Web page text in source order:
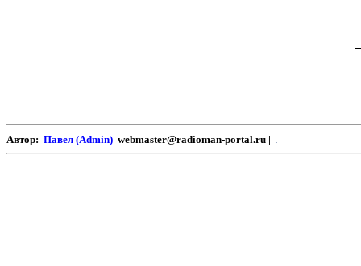
Автор: Павел (Admin) webmaster@radioman-portal.ru |